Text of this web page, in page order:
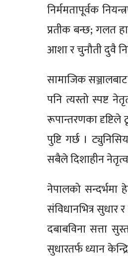
निर्ममतापूर्वक
प्रतीक बन्छ; गलत
आशा र चुनौती दुवै
सामाजिक
पनि त्यस्तो स्पष्ट
रूपान्तरणका
पुष्टि गर्छ ।
सबैले दिशाहीन
नेपालको सन्दर्भमा
संविधानभित्र सुधार
दबाबविना सत्ता
सुधारतर्फ ध्यान